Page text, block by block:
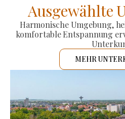
Ausgewählte
Harmonische Umgebung,
komfortable Entspannung
MEHR